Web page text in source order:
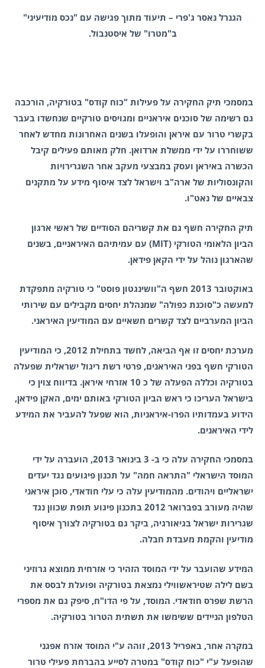
הגנרל נאסר ג'פרי – תיעוד מתוך פגישה עם "נכס מודיעיני"
ב"מטרו" של איסטנבול.
במסמכי תיק החקירה על פעילות "כוח קודס" בטורקיה, הורכבה
גם רשימה של סוכנים איראניים ומגויסים טורקיים שנחשדו בעבר
בקשרי טרור עם איראן והופעלו בשנים האחרונות מחדש לאחר
ששוחררו על ידי ממשלת ארדואן. חלק מאותם פעילים קיבל
הכשרה באיראן ועסק במבצעי מעקב אחר השגרירויות
והקונסוליות של ארה"ב וישראל לצד איסוף מידע על מתקנים
צבאיים של נאט"ו.
תיק החקירה חשף גם את קשריהם הסודיים של ראשי ארגון
הביון הלאומי הטורקי (MIT) עם עמיתיהם האיראניים, בשנים
שהארגון נוהל על ידי הקאן פידאן.
באוקטובר 2013 חשף ה"וושינגטון פוסט" כי טורקיה מתפקדת
למעשה כ"סוכנת כפולה" שמנהלת יחסים מקבילים עם שירותי
הביון המערביים לצד קשרים חשאיים עם המודיעין האיראני.
מערכת יחסים זו אף הביאה, לחשד בתחילת 2012, כי המודיעין
הטורקי חשף בפני האיראנים, פרטי רשת ריגול ישראלית שפעלה
בטורקיה וכללה הפעלה של כ 10 אזרחי איראן. בדיווח צוין כי
בישראל העריכו כי ראש הביון הטורקי באותם ימים, האקן פידאן,
הידוע בעמדותיו הפרו-איראניות, הוא שפעל להעביר את המידע
לידי האיראנים.
במסמכי החקירה עלה כי ב- 3 בינואר 2013, הועברה על ידי
המוסד הישראלי "התראה חמה" על תכנון פיגועים נגד יעדים
ישראליים ויהודים. מהמודיעין עלה כי עלי חודאדי, סוכן איראני
שהיה מעורב בפברואר 2012 בתכנון פיגוע תופת שכוון נגד
שגרירות ישראל בגיאורגיה, ביקר גם בטורקיה לצורך איסוף
מודיעין והקמת מעבדת חבלה.
המידע שהועבר על ידי המוסד הזהיר כי אזרחית ממוצא גרוזיני
בשם לילה שטיראשווילי נמצאת בטורקיה ופועלת לבסס את
הרשת שפרס חודאדי. המוסד, על פי הדו"ח, סיפק גם את מספרי
הטלפון הניידים ששימשו את תשתית הטרור בטורקיה.
במקרה אחר, באפריל 2013, זוהה ע"י המוסד אזרח אפגני
שהופעל ע"י "כוח קודס" במטרה לסייע בהברחת פעילי טרור